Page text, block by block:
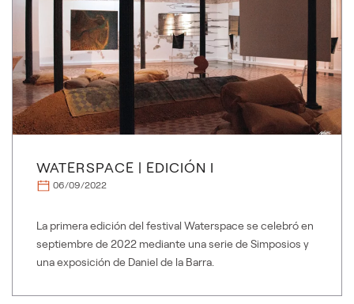
WATERSPACE | EDICIÓN I
06/09/2022
La primera edición del festival Waterspace se celebró en
septiembre de 2022 mediante una serie de Simposios y
una exposición de Daniel de la Barra.